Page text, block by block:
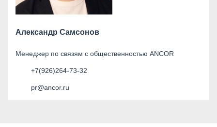
Александр Самсонов
Менеджер по связям с общественностью ANCOR
+7(926)264-73-32
pr@ancor.ru